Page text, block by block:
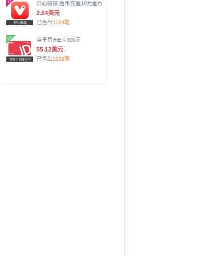
开心微微 金币充值10元金币
2.84美元
已售出1124笔
电子京东E卡300元
55.12美元
已售出1122笔